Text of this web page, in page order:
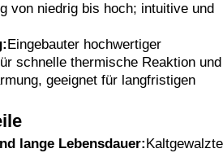
von niedrig bis hoch; intuitive und
Eingebauter hochwertiger
schnelle thermische Reaktion und
geeignet für langfristigen
lange Lebensdauer: Kaltgewalzte